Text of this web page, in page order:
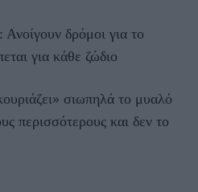
δρόμοι για το
για κάθε ζώδιο
σιωπηλά το μυαλό
περισσότερους και δεν το